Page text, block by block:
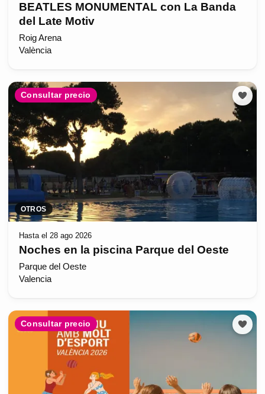
BEATLES MONUMENTAL con La Banda
del Late Motiv
Roig Arena
València
Consultar precio
OTROS
Hasta el 28 ago 2026
Noches en la piscina Parque del Oeste
Parque del Oeste
Valencia
Consultar precio